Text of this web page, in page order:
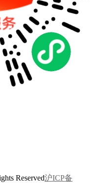
Reserved沪ICP备